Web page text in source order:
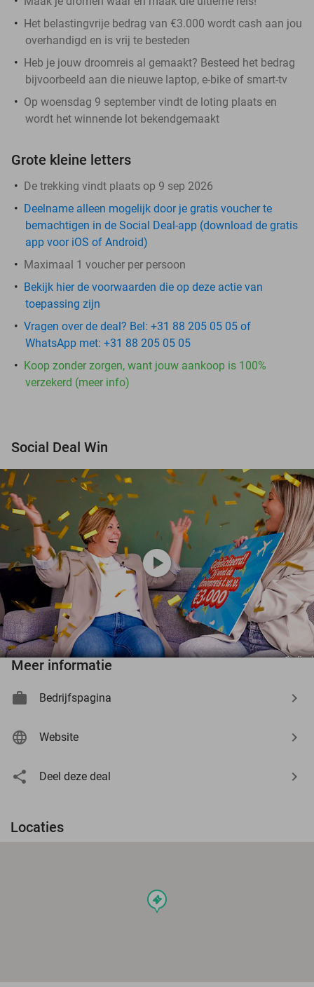
Het belastingvrije bedrag van €3.000 wordt cash aan jou
overhandigd en is vrij te besteden
Heb je jouw droomreis al gemaakt? Besteed het bedrag
bijvoorbeeld aan die nieuwe laptop, e-bike of smart-tv
Op woensdag 9 september vindt de loting plaats en
wordt het winnende lot bekendgemaakt
Grote kleine letters
De trekking vindt plaats op 9 sep 2026
Deelname alleen mogelijk door je gratis voucher te
bemachtigen in de Social Deal-app (download de gratis
app voor iOS of Android)
Maximaal 1 voucher per persoon
Bekijk hier de voorwaarden die op deze actie van
toepassing zijn
Vragen over de deal? Bel: +31 88 205 05 05 of
WhatsApp met: +31 88 205 05 05
Koop zonder zorgen, want jouw aankoop is 100%
verzekerd (meer info)
Social Deal Win
play_circle
Meer informatie
Bedrijfspagina
Website
Deel deze deal
Locaties
events